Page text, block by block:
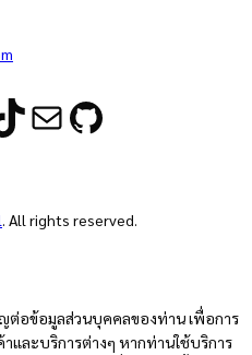
Mail GitHub
. All rights reserved.
ต่อข้อมูลส่วนบุคคลของท่าน เพื่อการ
และบริการต่างๆ หากท่านใช้บริการ